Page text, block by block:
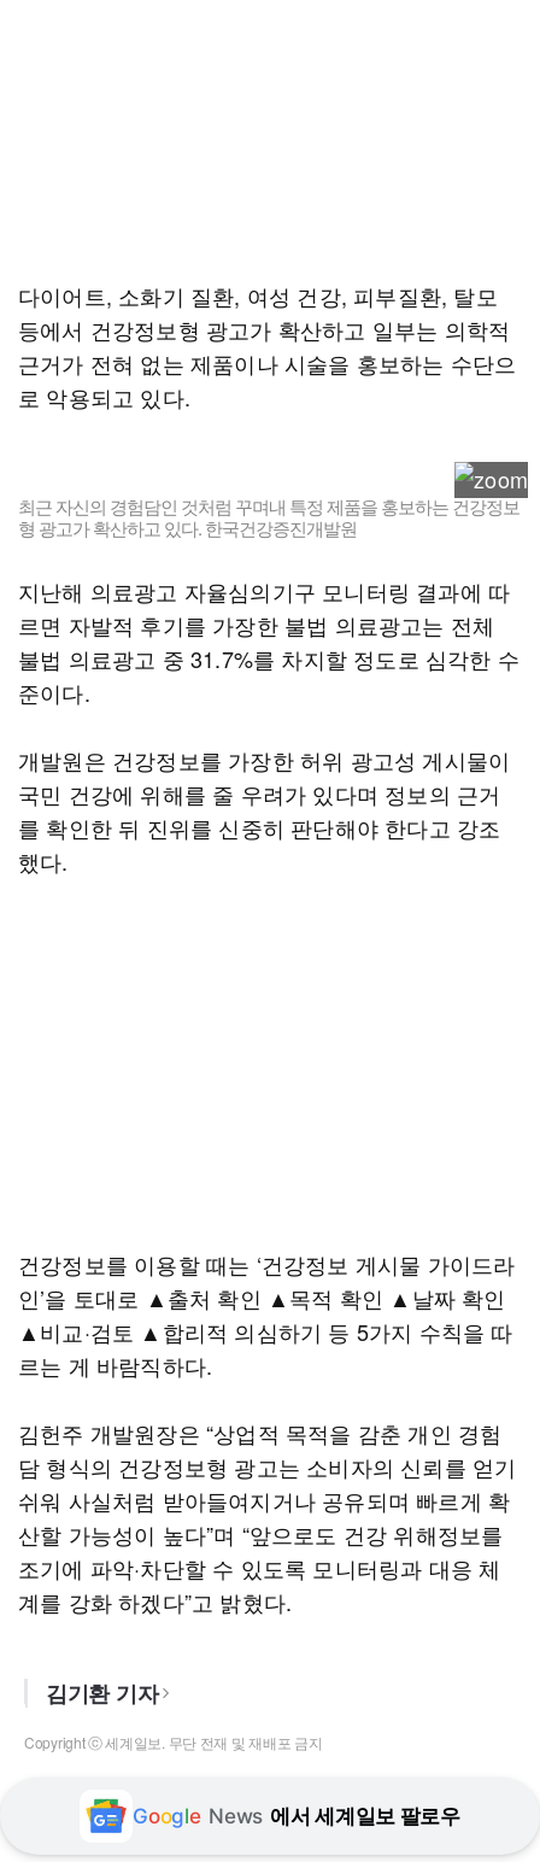
다이어트, 소화기 질환, 여성 건강, 피부질환, 탈모
등에서 건강정보형 광고가 확산하고 일부는 의학적
근거가 전혀 없는 제품이나 시술을 홍보하는 수단으
로 악용되고 있다.
최근 자신의 경험담인 것처럼 꾸며내 특정 제품을 홍보하는 건강정보
형 광고가 확산하고 있다. 한국건강증진개발원
지난해 의료광고 자율심의기구 모니터링 결과에 따
르면 자발적 후기를 가장한 불법 의료광고는 전체
불법 의료광고 중 31.7%를 차지할 정도로 심각한 수
준이다.
개발원은 건강정보를 가장한 허위 광고성 게시물이
국민 건강에 위해를 줄 우려가 있다며 정보의 근거
를 확인한 뒤 진위를 신중히 판단해야 한다고 강조
했다.
건강정보를 이용할 때는 ‘건강정보 게시물 가이드라
인’을 토대로 ▲출처 확인 ▲목적 확인 ▲날짜 확인
▲비교·검토 ▲합리적 의심하기 등 5가지 수칙을 따
르는 게 바람직하다.
김헌주 개발원장은 “상업적 목적을 감춘 개인 경험
담 형식의 건강정보형 광고는 소비자의 신뢰를 얻기
쉬워 사실처럼 받아들여지거나 공유되며 빠르게 확
산할 가능성이 높다”며 “앞으로도 건강 위해정보를
조기에 파악·차단할 수 있도록 모니터링과 대응 체
계를 강화 하겠다”고 밝혔다.
김기환 기자
Copyright ⓒ 세계일보. 무단 전재 및 재배포 금지
Google News 에서 세계일보 팔로우